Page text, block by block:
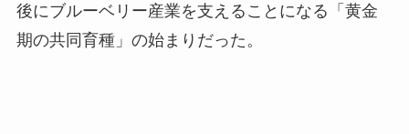
後にブルーベリー産業を支えることになる「黄金
期の共同育種」の始まりだった。